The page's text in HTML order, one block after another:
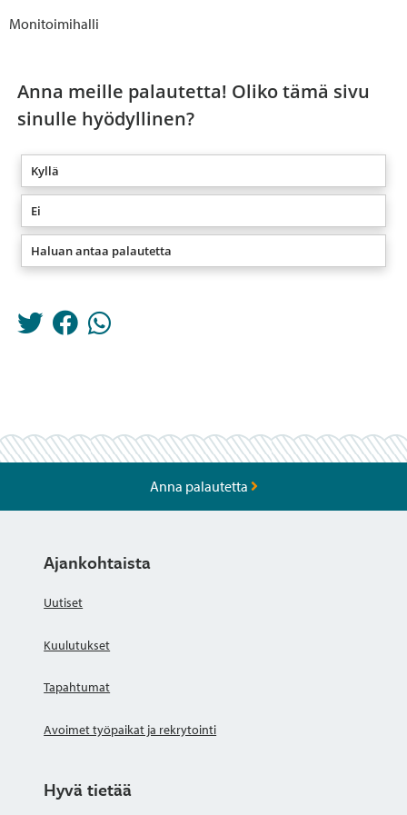
Monitoimihalli
Anna meille palautetta! Oliko tämä sivu
sinulle hyödyllinen?
Kyllä
Ei
Haluan antaa palautetta
Anna palautetta
Ajankohtaista
Uutiset
Kuulutukset
Tapahtumat
Avoimet työpaikat ja rekrytointi
Hyvä tietää